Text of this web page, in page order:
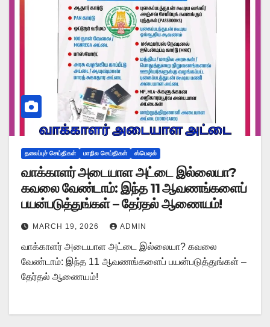
தலைப்புச் செய்திகள் மாநில செய்திகள் ஸ்பெஷல்
வாக்காளர் அடையாள அட்டை இல்லையா?
கவலை வேண்டாம்: இந்த 11 ஆவணங்களைப்
பயன்படுத்துங்கள் – தேர்தல் ஆணையம்!
MARCH 19, 2026 ADMIN
வாக்காளர் அடையாள அட்டை இல்லையா? கவலை
வேண்டாம்: இந்த 11 ஆவணங்களைப் பயன்படுத்துங்கள் –
தேர்தல் ஆணையம்!